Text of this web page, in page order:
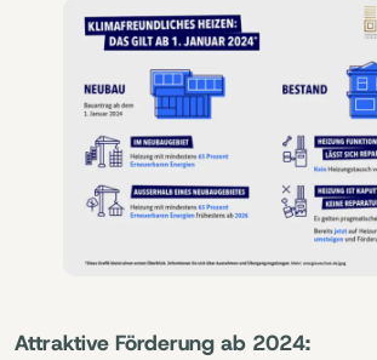
Attraktive Förderung ab 2024: